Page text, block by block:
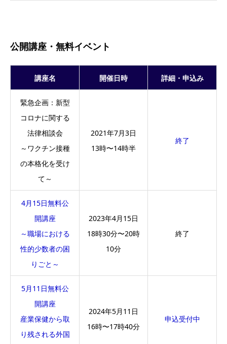
公開講座・無料イベント
講座名 開催日時 詳細・申込み
緊急企画：新型
コロナに関する
法律相談会
～ワクチン接種
の本格化を受け
て～
2021年7月3日
13時〜14時半
終了
4月15日無料公
開講座
～職場における
性的少数者の困
りごと～
2023年4月15日
18時30分〜20時
10分
終了
5月11日無料公
開講座
産業保健から取
り残される外国
2024年5月11日
16時〜17時40分
申込受付中